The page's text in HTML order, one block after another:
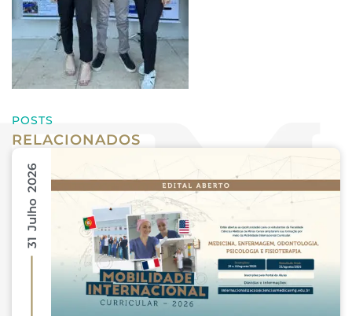
POSTS
RELACIONADOS
31 Julho 2026